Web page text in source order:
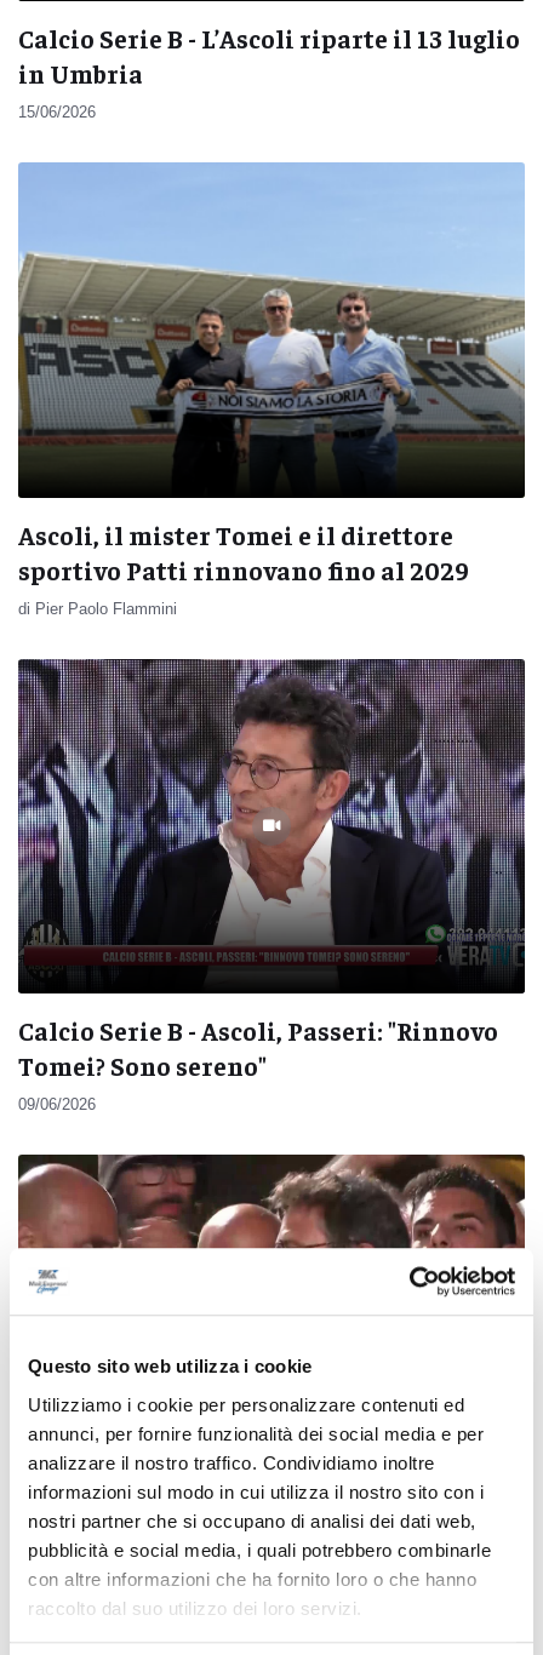
Questo sito web utilizza i cookie
Utilizziamo i cookie per personalizzare contenuti ed
annunci, per fornire funzionalità dei social media e per
analizzare il nostro traffico. Condividiamo inoltre
informazioni sul modo in cui utilizza il nostro sito con i
nostri partner che si occupano di analisi dei dati web,
pubblicità e social media, i quali potrebbero combinarle
con altre informazioni che ha fornito loro o che hanno
raccolto dal suo utilizzo dei loro servizi.
Calcio Serie B - L’Ascoli riparte il 13 luglio
in Umbria
15/06/2026
Ascoli, il mister Tomei e il direttore
sportivo Patti rinnovano fino al 2029
di Pier Paolo Flammini
Calcio Serie B - Ascoli, Passeri: "Rinnovo
Tomei? Sono sereno"
09/06/2026
Calcio Serie C - Ascoli-Union Brescia, in
palio c’è la B
07/06/2026